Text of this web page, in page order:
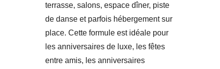
terrasse, salons, espace dîner, piste
de danse et parfois hébergement sur
place. Cette formule est idéale pour
les anniversaires de luxe, les fêtes
entre amis, les anniversaires